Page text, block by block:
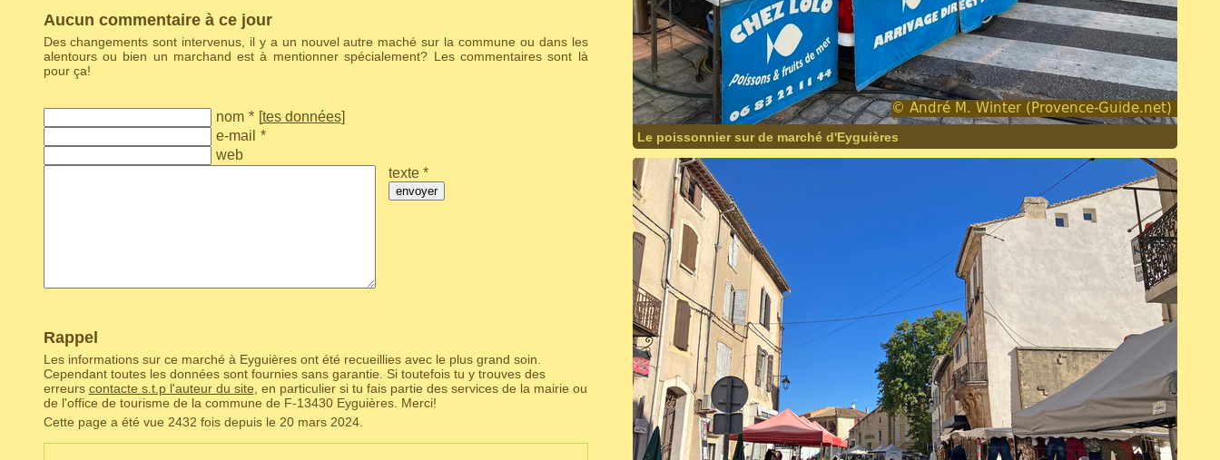
Aucun commentaire à ce jour
Des changements sont intervenus, il y a un nouvel autre maché sur la commune ou dans les
alentours ou bien un marchand est à mentionner spécialement? Les commentaires sont là
pour ça!
nom * [tes données]
e-mail *
web
texte *
envoyer
Rappel
Les informations sur ce marché à Eyguières ont été recueillies avec le plus grand soin.
Cependant toutes les données sont fournies sans garantie. Si toutefois tu y trouves des
erreurs contacte s.t.p l'auteur du site , en particulier si tu fais partie des services de la mairie ou
de l'office de tourisme de la commune de F‑13430 Eyguières. Merci!
Cette page a été vue 2432 fois depuis le 20 mars 2024.
Le poissonnier sur de marché d'Eyguières